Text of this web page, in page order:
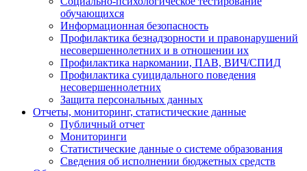
обучающихся
Информационная безопасность
Профилактика безнадзорности и правонарушений
несовершеннолетних и в отношении их
Профилактика наркомании, ПАВ, ВИЧ/СПИД
Профилактика суицидального поведения
несовершеннолетних
Защита персональных данных
Отчеты, мониторинг, статистические данные
Публичный отчет
Мониторинги
Статистические данные о системе образования
Сведения об исполнении бюджетных средств